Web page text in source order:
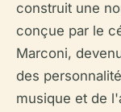
construit une
conçue par le
Marconi,
des
musique et de